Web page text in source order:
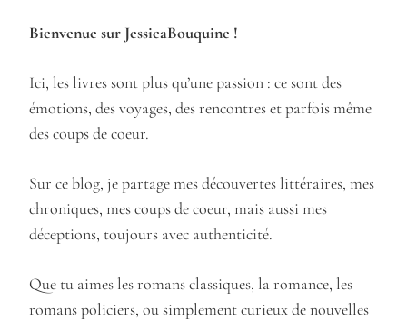
Bienvenue sur JessicaBouquine !
Ici, les livres sont plus qu’une passion : ce sont des
émotions, des voyages, des rencontres et parfois même
des coups de coeur.
Sur ce blog, je partage mes découvertes littéraires, mes
chroniques, mes coups de coeur, mais aussi mes
déceptions, toujours avec authenticité.
Que tu aimes les romans classiques, la romance, les
romans policiers, ou simplement curieux de nouvelles